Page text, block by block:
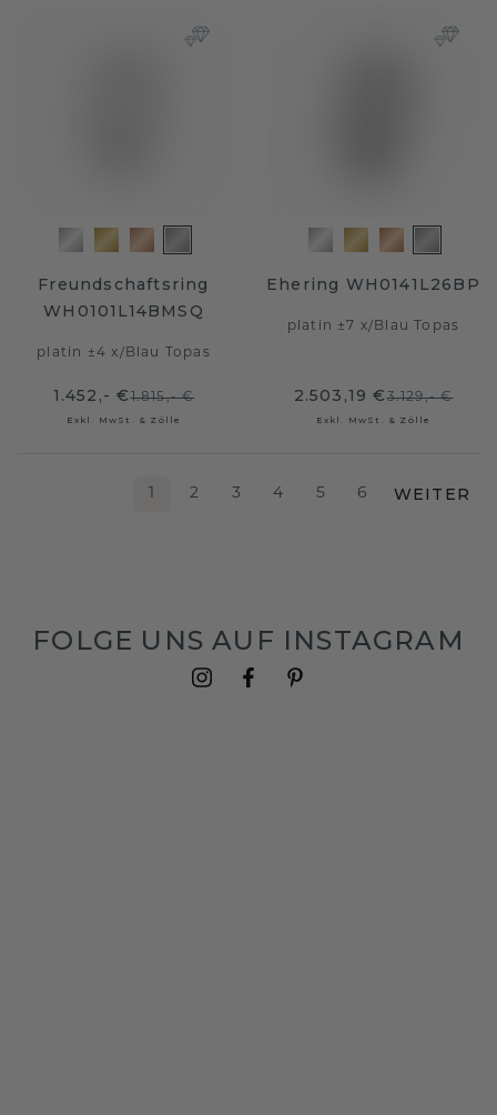
Freundschaftsring
WH0101L14BMSQ
platin ±4 x/ Blau Topas
1.452,- €1.815,- €
Exkl. MwSt. & Zölle
Ehering WH0141L26BP
platin ±7 x/ Blau Topas
2.503,19 €3.129,- €
Exkl. MwSt. & Zölle
1 2 3 4 5 6 WEITER
FOLGE UNS AUF INSTAGRAM